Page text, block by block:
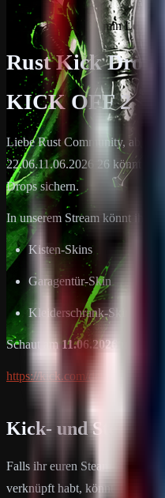
10. Juni 2026 1 min Lesezeit
Rust Kick Drops
KICK OFF 2
Liebe Rust Community, ab
22.06.11.06.2026 26 könnt ihr
Drops sichern.
In unserem Stream könnt ihr
Kisten-Skins
Garagentür-Skin
Kleiderschrank-Skin
Schaut am 11.06.2026 um 22
https://kick.com/
Kick- und Steam-
Falls ihr euren Steam-Account
verknüpft habt, könnt ihr dies